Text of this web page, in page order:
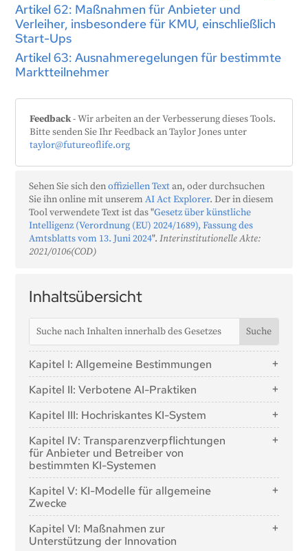
Inhaltsübersicht
Kapitel I: Allgemeine Bestimmungen
Artikel 1: Gegenstand
Artikel 2: Anwendungsbereich
Artikel 3: Begriffsbestimmungen
Artikel 4: KI-Kompetenz
Kapitel II: Verbotene AI-Praktiken
Artikel 5: Verbotene AI-Praktiken
Kapitel III: Hochriskantes KI-System
Abschnitt 1: Einstufung von KI-Systemen als
hochriskant
Artikel 6: Klassifizierungsregeln für KI-Systeme mit
hohem Risiko
Artikel 7: Änderungen des Anhangs III
Abschnitt 2: Anforderungen an hochriskante KI-
Systeme
Kapitel IV: Transparenzverpflichtungen
für Anbieter und Betreiber von
bestimmten KI-Systemen
Artikel 50: Transparenzverpflichtungen für Anbieter
und Betreiber von bestimmten KI-Systemen
Kapitel V: KI-Modelle für allgemeine
Zwecke
Abschnitt 1: Einstufungsregeln
Artikel 51: Einstufung von KI-Modellen für
Kapitel VI: Maßnahmen zur
Unterstützung der Innovation
Artikel 62: Maßnahmen für Anbieter und
Verleiher, insbesondere für KMU, einschließlich
Start-Ups
Artikel 63: Ausnahmeregelungen für bestimmte
Marktteilnehmer
Feedback- Wir arbeiten an der Verbesserung dieses Tools.
Bitte senden Sie Ihr Feedback an Taylor Jones unter
taylor@futureoflife.org
Sehen Sie sich denoffiziellen Textan, oder durchsuchen
Sie ihn online mit unseremAI Act Explorer. Der in diesem
Tool verwendete Text ist das "Gesetz über künstliche
Intelligenz (Verordnung (EU) 2024/1689), Fassung des
Amtsblatts vom 13. Juni 2024".Interinstitutionelle Akte:
2021/0106(COD)